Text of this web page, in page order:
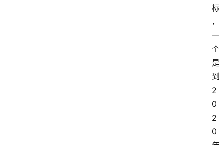
标
，
一
个
是
到
2
0
2
0